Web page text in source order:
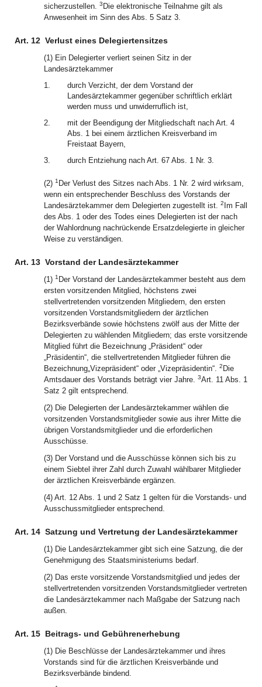
sicherzustellen. 3 Die elektronische Teilnahme gilt als
Anwesenheit im Sinn des Abs. 5 Satz 3.
Art. 12 Verlust eines Delegiertensitzes
(1) Ein Delegierter verliert seinen Sitz in der
Landesärztekammer
1.
durch Verzicht, der dem Vorstand der
Landesärztekammer gegenüber schriftlich erklärt
werden muss und unwiderruflich ist,
2.
mit der Beendigung der Mitgliedschaft nach Art. 4
Abs. 1 bei einem ärztlichen Kreisverband im
Freistaat Bayern,
3.
durch Entziehung nach Art. 67 Abs. 1 Nr. 3.
(2) 1 Der Verlust des Sitzes nach Abs. 1 Nr. 2 wird wirksam,
wenn ein entsprechender Beschluss des Vorstands der
Landesärztekammer dem Delegierten zugestellt ist. 2 Im Fall
des Abs. 1 oder des Todes eines Delegierten ist der nach
der Wahlordnung nachrückende Ersatzdelegierte in gleicher
Weise zu verständigen.
Art. 13 Vorstand der Landesärztekammer
(1) 1 Der Vorstand der Landesärztekammer besteht aus dem
ersten vorsitzenden Mitglied, höchstens zwei
stellvertretenden vorsitzenden Mitgliedern, den ersten
vorsitzenden Vorstandsmitgliedern der ärztlichen
Bezirksverbände sowie höchstens zwölf aus der Mitte der
Delegierten zu wählenden Mitgliedern; das erste vorsitzende
Mitglied führt die Bezeichnung „Präsident“ oder
„Präsidentin“, die stellvertretenden Mitglieder führen die
Bezeichnung„Vizepräsident“ oder „Vizepräsidentin“. 2 Die
Amtsdauer des Vorstands beträgt vier Jahre. 3Art. 11 Abs. 1
Satz 2 gilt entsprechend.
(2) Die Delegierten der Landesärztekammer wählen die
vorsitzenden Vorstandsmitglieder sowie aus ihrer Mitte die
übrigen Vorstandsmitglieder und die erforderlichen
Ausschüsse.
(3) Der Vorstand und die Ausschüsse können sich bis zu
einem Siebtel ihrer Zahl durch Zuwahl wählbarer Mitglieder
der ärztlichen Kreisverbände ergänzen.
(4) Art. 12 Abs. 1 und 2 Satz 1 gelten für die Vorstands- und
Ausschussmitglieder entsprechend.
Art. 14 Satzung und Vertretung der Landesärztekammer
(1) Die Landesärztekammer gibt sich eine Satzung, die der
Genehmigung des Staatsministeriums bedarf.
(2) Das erste vorsitzende Vorstandsmitglied und jedes der
stellvertretenden vorsitzenden Vorstandsmitglieder vertreten
die Landesärztekammer nach Maßgabe der Satzung nach
außen.
Art. 15 Beitrags- und Gebührenerhebung
(1) Die Beschlüsse der Landesärztekammer und ihres
Vorstands sind für die ärztlichen Kreisverbände und
Bezirksverbände bindend.